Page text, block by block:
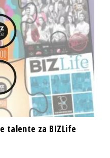
talente za BIZLife